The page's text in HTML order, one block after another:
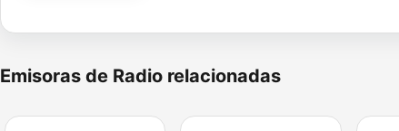
Emisoras de Radio relacionadas